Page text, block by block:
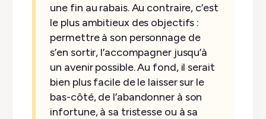
une fin au rabais. Au contraire, c’est
le plus ambitieux des objectifs :
permettre à son personnage de
s’en sortir, l’accompagner jusqu’à
un avenir possible. Au fond, il serait
bien plus facile de le laisser sur le
bas-côté, de l’abandonner à son
infortune, à sa tristesse ou à sa